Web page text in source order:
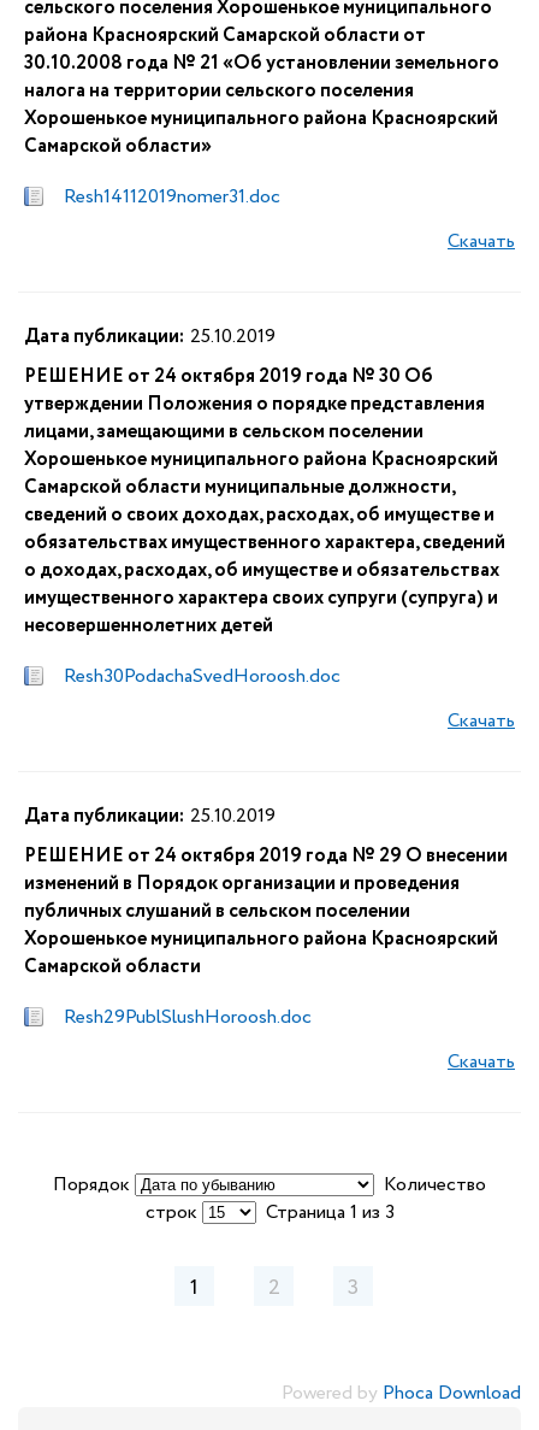
сельского поселения Хорошенькое муниципального
района Красноярский Самарской области от
30.10.2008 года № 21 «Об установлении земельного
налога на территории сельского поселения
Хорошенькое муниципального района Красноярский
Самарской области»
Resh14112019nomer31.doc
Скачать
Дата публикации: 25.10.2019
РЕШЕНИЕ от 24 октября 2019 года № 30 Об
утверждении Положения о порядке представления
лицами, замещающими в сельском поселении
Хорошенькое муниципального района Красноярский
Самарской области муниципальные должности,
сведений о своих доходах, расходах, об имуществе и
обязательствах имущественного характера, сведений
о доходах, расходах, об имуществе и обязательствах
имущественного характера своих супруги (супруга) и
несовершеннолетних детей
Resh30PodachaSvedHoroosh.doc
Скачать
Дата публикации: 25.10.2019
РЕШЕНИЕ от 24 октября 2019 года № 29 О внесении
изменений в Порядок организации и проведения
публичных слушаний в сельском поселении
Хорошенькое муниципального района Красноярский
Самарской области
Resh29PublSlushHoroosh.doc
Скачать
Порядок
Количество
строк
Страница 1 из 3
1 2 3
Powered by Phoca Download